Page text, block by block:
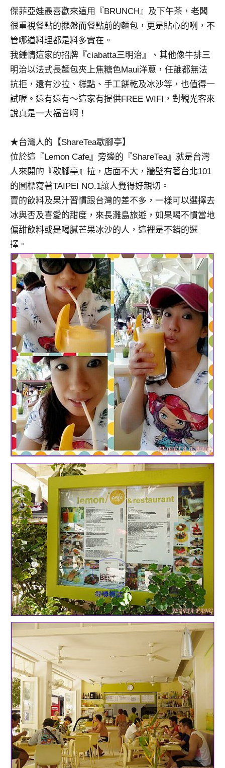
書
作
者、
各
發
表
會
及
活
持、
學
校
企
業
講
座、
部
落
客
及
旅
遊
雜
誌
欄、
觀
光
局
合
作
達
人
對
象。
★
傑菲亞娃最喜歡來這用『BRUNCH』及下午茶，老闆
很重視餐點的擺盤而餐點前的麵包，更是貼心的咧，不
管哪道料理都是料多實在。
我鍾情這家的招牌『ciabatta三明治』、其他像牛排三
明治以法式長麵包夾上焦糖色Maui洋蔥，任誰都無法
抗拒，還有沙拉、糕點、手工餅乾及冰沙等，也值得一
試喔。還有還有～這家有提供FREE WIFI，對觀光客來
說真是一大福音啊！
★台灣人的【ShareTea歇腳亭】
位於這『Lemon Cafe』旁邊的『ShareTea』就是台灣
人來開的『歇腳亭』拉，店面不大，牆壁有著台北101
的圖標寫著TAIPEI NO.1讓人覺得好親切。
賣的飲料及果汁習慣跟台灣的差不多，一樣可以選擇去
冰與否及喜愛的甜度，來長灘島旅遊，如果喝不慣當地
偏甜飲料或是喝膩芒果冰沙的人，這裡是不錯的選
擇。